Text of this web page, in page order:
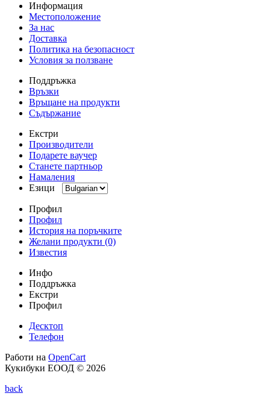
Информация
Местоположение
За нас
Доставка
Политика на безопасност
Условия за ползване
Поддръжка
Връзки
Връщане на продукти
Съдържание
Екстри
Производители
Подарете ваучер
Станете партньор
Намаления
Езици
Профил
Профил
История на поръчките
Желани продукти (0)
Известия
Инфо
Поддръжка
Екстри
Профил
Десктоп
Телефон
Работи на OpenCart
Кукибуки ЕООД © 2026
back